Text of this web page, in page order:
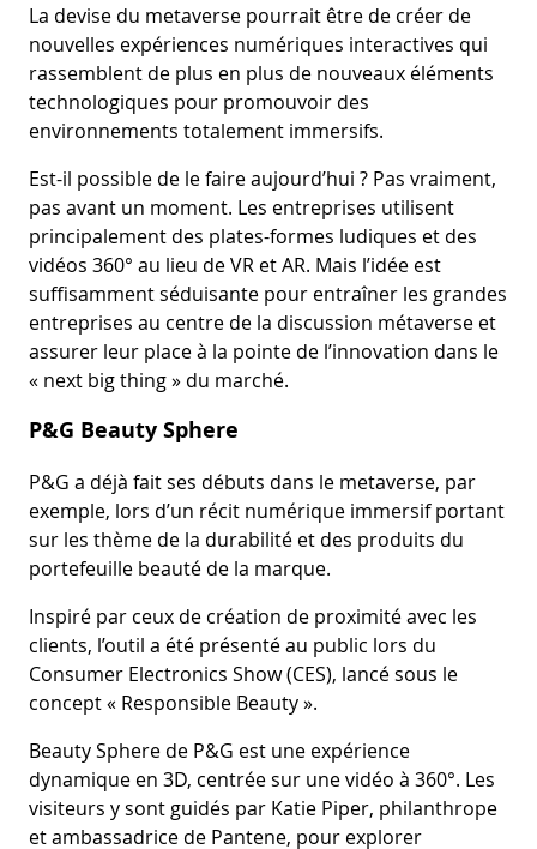
La devise du metaverse pourrait être de créer de
nouvelles expériences numériques interactives qui
rassemblent de plus en plus de nouveaux éléments
technologiques pour promouvoir des
environnements totalement immersifs.
Est-il possible de le faire aujourd’hui ? Pas vraiment,
pas avant un moment. Les entreprises utilisent
principalement des plates-formes ludiques et des
vidéos 360° au lieu de VR et AR. Mais l’idée est
suffisamment séduisante pour entraîner les grandes
entreprises au centre de la discussion métaverse et
assurer leur place à la pointe de l’innovation dans le
« next big thing » du marché.
P&G Beauty Sphere
P&G a déjà fait ses débuts dans le metaverse, par
exemple, lors d’un récit numérique immersif portant
sur les thème de la durabilité et des produits du
portefeuille beauté de la marque.
Inspiré par ceux de création de proximité avec les
clients, l’outil a été présenté au public lors du
Consumer Electronics Show (CES), lancé sous le
concept « Responsible Beauty ».
Beauty Sphere de P&G est une expérience
dynamique en 3D, centrée sur une vidéo à 360°. Les
visiteurs y sont guidés par Katie Piper, philanthrope
et ambassadrice de Pantene, pour explorer